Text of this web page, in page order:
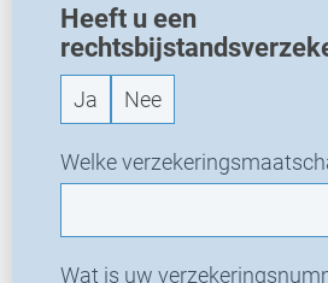
u
w
v
r
z
o
k
Heeft u een
Ja Nee
Welke
Wat is uw